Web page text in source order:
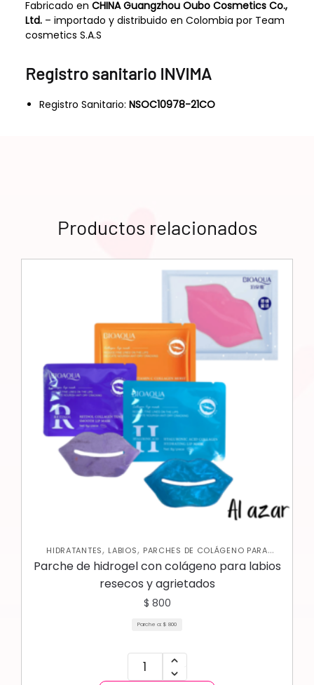
Fabricado en CHINA Guangzhou Oubo Cosmetics Co.,
Ltd. – importado y distribuido en Colombia por Team
cosmetics S.A.S
Registro sanitario INVIMA
Registro Sanitario: NSOC10978-21CO
Productos relacionados
HIDRATANTES, LABIOS, PARCHES DE COLÁGENO PARA
LABIOS,SKIN CARE FACIAL
Parche de hidrogel con colágeno para labios
resecos y agrietados
$ 800
Parche a: $ 800